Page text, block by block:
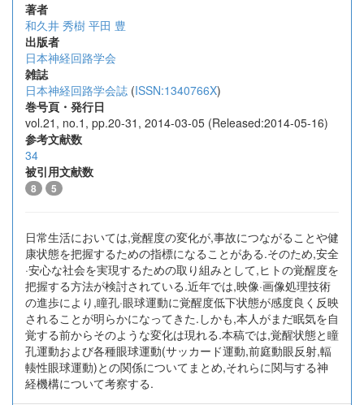
著者
和久井 秀樹 平田 豊
出版者
日本神経回路学会
雑誌
日本神経回路学会誌 (ISSN:1340766X)
巻号頁・発行日
vol.21, no.1, pp.20-31, 2014-03-05 (Released:2014-05-16)
参考文献数
34
被引用文献数
8 5
日常生活においては,覚醒度の変化が,事故につながることや健
康状態を把握するための指標になることがある.そのため,安全
·安心な社会を実現するための取り組みとして,ヒトの覚醒度を
把握する方法が検討されている.近年では,映像·画像処理技術
の進歩により,瞳孔·眼球運動に覚醒度低下状態が感度良く反映
されることが明らかになってきた.しかも,本人がまだ眠気を自
覚する前からそのような変化は現れる.本稿では,覚醒状態と瞳
孔運動および各種眼球運動(サッカード運動,前庭動眼反射,輻
輳性眼球運動)との関係についてまとめ,それらに関与する神
経機構について考察する.